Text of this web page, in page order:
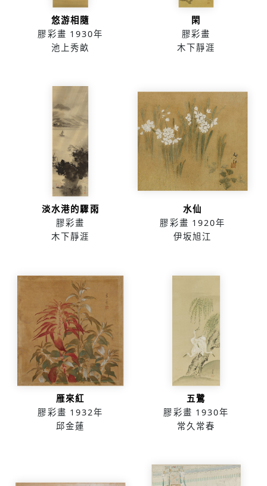
悠游相隨
膠彩畫 1930年
池上秀畝
閑
膠彩畫
木下靜涯
淡水港的驟雨
膠彩畫
木下靜涯
水仙
膠彩畫 1920年
伊坂旭江
雁來紅
膠彩畫 1932年
邱金蓮
五鷺
膠彩畫 1930年
常久常春